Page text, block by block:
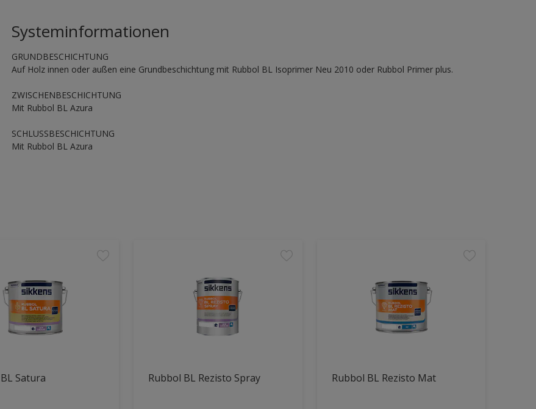
Systeminformationen
GRUNDBESCHICHTUNG
Auf Holz innen oder außen eine Grundbeschichtung mit Rubbol BL Isoprimer Neu 2010 oder Rubbol Primer plus.
ZWISCHENBESCHICHTUNG
Mit Rubbol BL Azura
SCHLUSSBESCHICHTUNG
Mit Rubbol BL Azura
Satura Rubbol BL Rezisto Spray Rubbol BL Rezisto Mat